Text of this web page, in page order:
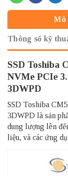
Mô
Thông số kỹ
SSD Toshiba
NVMe PCIe
3DWPD
SSD Toshiba
3DWPD là sản
dung lượng lên
liệu, và các ứng